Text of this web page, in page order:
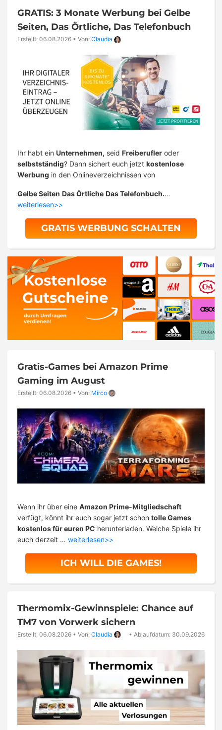
GRATIS: 3 Monate Werbung bei Gelbe
Seiten, Das Örtliche, Das Telefonbuch
Erstellt: 06.08.2026 • Von: Claudia
Ihr habt ein Unternehmen, seid Freiberufler oder
selbstständig? Dann sichert euch jetzt kostenlose
Werbung in den Onlineverzeichnissen von
Gelbe Seiten Das Örtliche Das Telefonbuch.…
weiterlesen>>
GRATIS WERBUNG SCHALTEN
Gratis-Games bei Amazon Prime
Gaming im August
Erstellt: 06.08.2026 • Von: Mirco
Wenn ihr über eine Amazon Prime-Mitgliedschaft
verfügt, könnt ihr euch sogar jetzt schon tolle Games
kostenlos für euren PC herunterladen. Welche Spiele ihr
euch derzeit … weiterlesen>>
ICH WILL DIE GAMES!
Thermomix-Gewinnspiele: Chance auf
TM7 von Vorwerk sichern
Erstellt: 06.08.2026 • Von: Claudia • Ablaufdatum: 30.09.2026